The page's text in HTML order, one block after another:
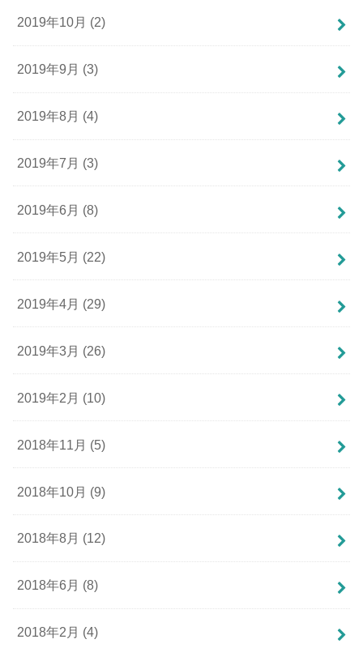
2019年10月 (2)
2019年9月 (3)
2019年8月 (4)
2019年7月 (3)
2019年6月 (8)
2019年5月 (22)
2019年4月 (29)
2019年3月 (26)
2019年2月 (10)
2018年11月 (5)
2018年10月 (9)
2018年8月 (12)
2018年6月 (8)
2018年2月 (4)